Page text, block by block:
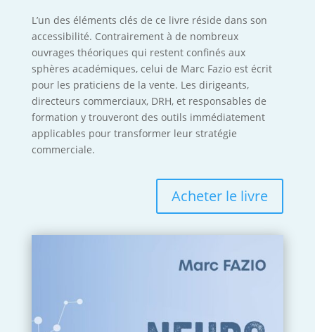
L’un des éléments clés de ce livre réside dans son
accessibilité. Contrairement à de nombreux
ouvrages théoriques qui restent confinés aux
sphères académiques, celui de Marc Fazio est écrit
pour les praticiens de la vente. Les dirigeants,
directeurs commerciaux, DRH, et responsables de
formation y trouveront des outils immédiatement
applicables pour transformer leur stratégie
commerciale.
Acheter le livre